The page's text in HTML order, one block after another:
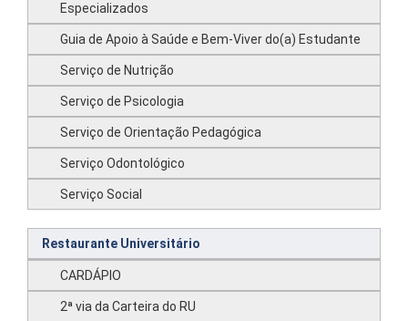
Especializados
Guia de Apoio à Saúde e Bem-Viver do(a) Estudante
Serviço de Nutrição
Serviço de Psicologia
Serviço de Orientação Pedagógica
Serviço Odontológico
Serviço Social
Restaurante Universitário
CARDÁPIO
2ª via da Carteira do RU